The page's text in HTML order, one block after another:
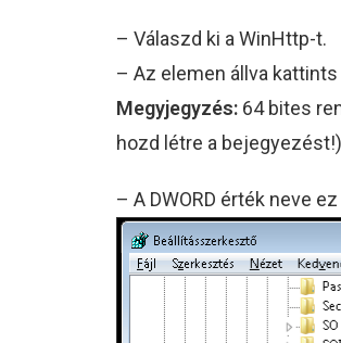
– Válaszd ki a WinHttp-t.
– Az elemen állva
Megyjegyzés: 64 bites
hozd létre a bejegyezést!)
– A DWORD érték neve